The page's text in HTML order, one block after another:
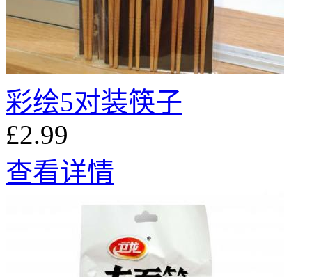
彩绘5对装筷子
£2.99
查看详情